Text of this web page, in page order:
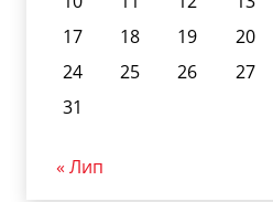
17
18 19 20
24
25 26 27
31
« Лип